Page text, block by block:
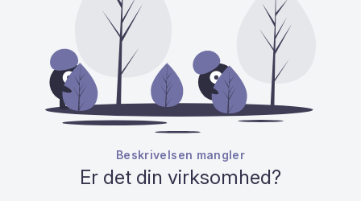
Beskrivelsen mangler
Er det din virksomhed?